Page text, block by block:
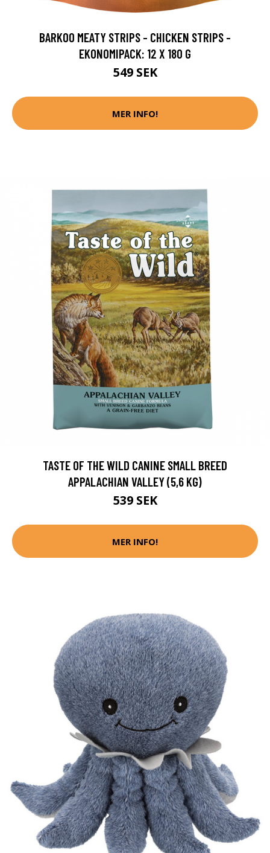
BARKOO MEATY STRIPS - CHICKEN STRIPS -
EKONOMIPACK: 12 X 180 G
549 SEK
MER INFO!
TASTE OF THE WILD CANINE SMALL BREED
APPALACHIAN VALLEY (5,6 KG)
539 SEK
MER INFO!